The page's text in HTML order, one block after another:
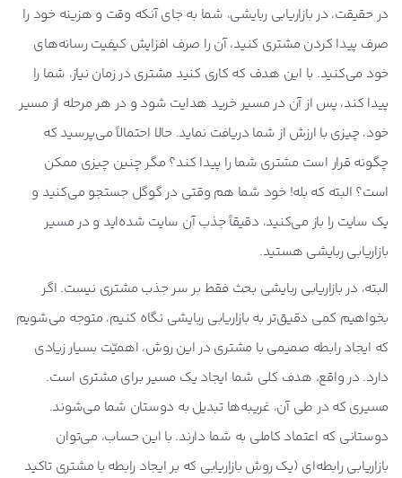
در حقیقت، در بازاریابی ربایشی، شما به جای آنکه وقت و هزینه خود را
صرف پیدا کردن مشتری کنید، آن را صرف افزایش کیفیت رسانه‌های
خود می‌کنید. با این هدف که کاری کنید مشتری در زمان نیاز، شما را
پیدا کند، پس از آن در مسیر خرید هدایت شود و در هر مرحله از مسیر
خود، چیزی با ارزش از شما دریافت نماید. حالا احتمالاً می‌پرسید که
چگونه قرار است مشتری شما را پیدا کند؟ مگر چنین چیزی ممکن
است؟ البته که بله! خود شما هم وقتی در گوگل جستجو می‌کنید و
یک سایت را باز می‌کنید، دقیقاً جذب آن سایت شده‌اید و در مسیر
بازاریابی ربایشی هستید.
البته، در بازاریابی ربایشی بحث فقط بر سر جذب مشتری نیست. اگر
بخواهیم کمی دقیق‌تر به بازاریابی ربایشی نگاه کنیم، متوجه می‌شویم
که ایجاد رابطه صمیمی با مشتری در این روش، اهمیّت بسیار زیادی
دارد. در واقع، هدف کلی شما ایجاد یک مسیر برای مشتری است.
مسیری که در طی آن، غریبه‌ها تبدیل به دوستان شما می‌شوند.
دوستانی که اعتماد کاملی به شما دارند. با این حساب، می‌توان
بازاریابی رابطه‌ای (یک روش بازاریابی که بر ایجاد رابطه با مشتری تاکید